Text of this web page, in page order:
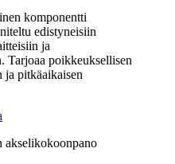
komponentti
edistyneisiin
ja
Tarjoaa poikkeuksellisen
ja pitkäaikaisen